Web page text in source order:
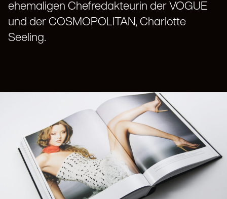
ehemaligen Chefredakteurin der VOGUE
und der COSMOPOLITAN, Charlotte
Seeling.